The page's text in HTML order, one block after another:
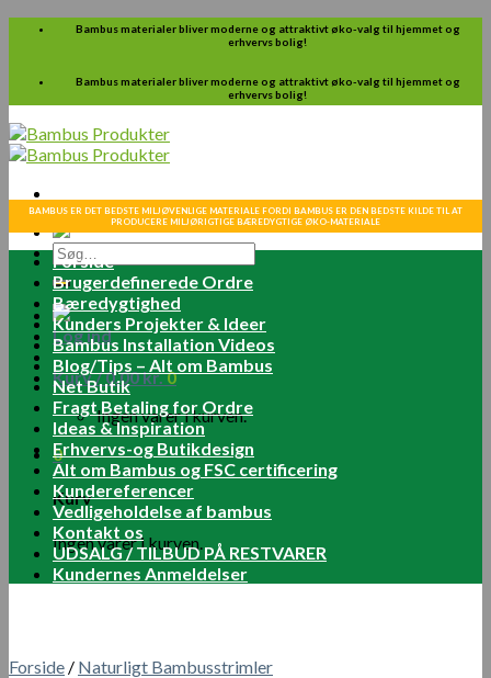
Skip
Bambus materialer bliver moderne og attraktivt øko-valg til hjemmet og
erhvervs bolig!
Bambus materialer bliver moderne og attraktivt øko-valg til hjemmet og
erhvervs bolig!
Søg
efter:
Log ind
Kurv /0.00kr.0
Ingen varer i kurven.
0
Kurv
Ingen varer i kurven.
BAMBUS ER DET BEDSTE MILJØVENLIGE MATERIALE FORDI BAMBUS ER DEN BEDSTE KILDE TIL AT
PRODUCERE MILJØRIGTIGE BÆREDYGTIGE ØKO-MATERIALE
Forside
Brugerdefinerede Ordre
Bæredygtighed
Kunders Projekter & Ideer
Bambus Installation Videos
Blog/Tips – Alt om Bambus
Net Butik
Fragt Betaling for Ordre
Ideas & Inspiration
Erhvervs-og Butikdesign
Alt om Bambus og FSC certificering
Kundereferencer
Vedligeholdelse af bambus
Kontakt os
UDSALG / TILBUD PÅ RESTVARER
Kundernes Anmeldelser
Forside / Naturligt Bambusstrimler